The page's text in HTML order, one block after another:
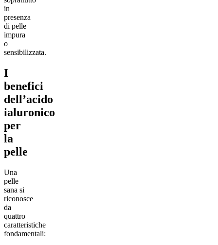
in
presenza
di pelle
impura
o
sensibilizzata.
I
benefici
dell’acido
ialuronico
per
la
pelle
Una
pelle
sana si
riconosce
da
quattro
caratteristiche
fondamentali: